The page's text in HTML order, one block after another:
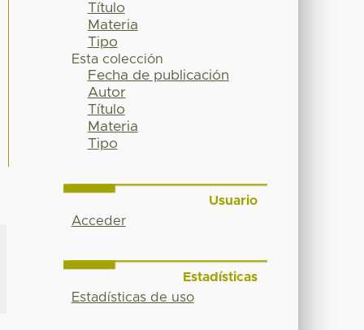
Título
Materia
Tipo
Esta colección
Fecha de publicación
Autor
Título
Materia
Tipo
Usuario
Acceder
Estadísticas
Estadísticas de uso